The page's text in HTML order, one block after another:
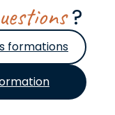
?
formations